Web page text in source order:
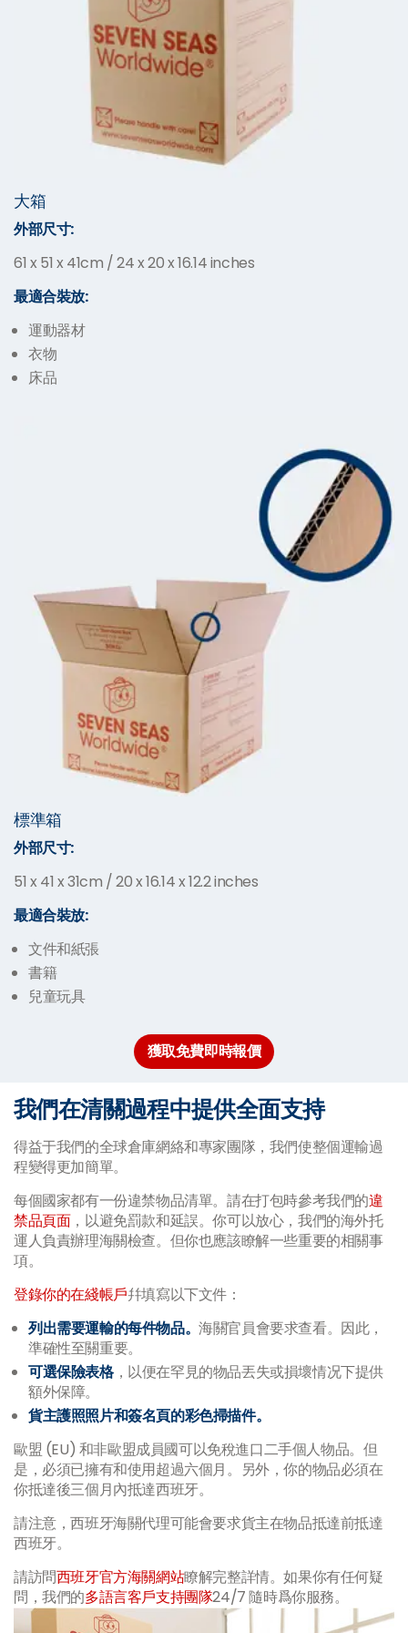
大箱
外部尺寸:
61 x 51 x 41cm / 24 x 20 x 16.14 inches
最適合裝放:
運動器材
衣物
床品
標準箱
外部尺寸:
51 x 41 x 31cm / 20 x 16.14 x 12.2 inches
最適合裝放:
文件和紙張
書籍
兒童玩具
獲取免費即時報價
我們在清關過程中提供全面支持
得益于我們的全球倉庫網絡和專家團隊，我們使整個運輸過
程變得更加簡單。
每個國家都有一份違禁物品清單。請在打包時參考我們的違
禁品頁面，以避免罰款和延誤。你可以放心，我們的海外托
運人負責辦理海關檢查。但你也應該瞭解一些重要的相關事
項。
登錄你的在綫帳戶幷填寫以下文件：
列出需要運輸的每件物品。海關官員會要求查看。因此，
準確性至關重要。
可選保險表格，以便在罕見的物品丟失或損壞情况下提供
額外保障。
貨主護照照片和簽名頁的彩色掃描件。
歐盟 (EU) 和非歐盟成員國可以免稅進口二手個人物品。但
是，必須已擁有和使用超過六個月。另外，你的物品必須在
你抵達後三個月內抵達西班牙。
請注意，西班牙海關代理可能會要求貨主在物品抵達前抵達
西班牙。
請訪問西班牙官方海關網站瞭解完整詳情。如果你有任何疑
問，我們的多語言客戶支持團隊24/7 隨時爲你服務。